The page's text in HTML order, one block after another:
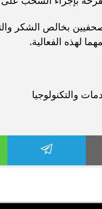
بخالص
لهذه الفعالية.
والتكنولوجيا